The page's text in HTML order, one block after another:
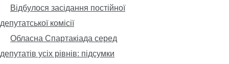
Відбулося засідання постійної
депутатської комісії
Обласна Спартакіада серед
депутатів усіх рівнів: підсумки